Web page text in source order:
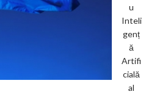
u
Inteli
genț
ă
Artifi
cială
al